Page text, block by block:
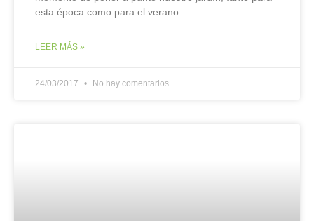
esta época como para el verano.
LEER MÁS »
24/03/2017 No hay comentarios